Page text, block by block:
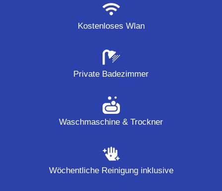
Kostenloses Wlan
Private Badezimmer
Waschmaschine & Trockner
Wöchentliche Reinigung inklusive